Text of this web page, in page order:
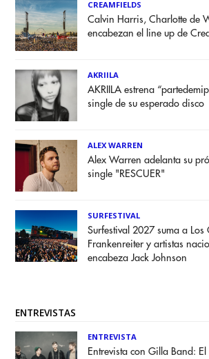
CREAMFIELDS
Calvin Harris, Charlotte de
encabezan el line up de
AKRIILA
AKRIILA estrena
single de su esperado disco
ALEX WARREN
Alex Warren adelanta su
single "RESCUER"
SURFESTIVAL
Surfestival 2027 suma a Los
Frankenreiter y artistas
encabeza Jack Johnson
ENTREVISTAS
ENTREVISTA
Entrevista con Gilla Band: